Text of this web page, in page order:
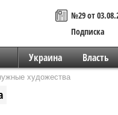
№29 от
Подписка
Украина Власть
художества